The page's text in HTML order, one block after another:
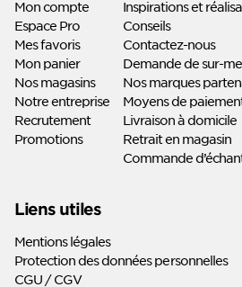
Mon compte
Espace Pro
Mes favoris
Mon panier
Nos magasins
Notre entreprise
Recrutement
Promotions
Inspirations et
Conseils
Contactez-nous
Demande de sur-
Nos marques
Moyens de
Livraison à domicile
Retrait en magasin
Commande
Liens utiles
Mentions légales
Protection des données personnelles
CGU / CGV